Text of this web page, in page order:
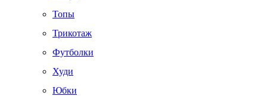
Топы
Трикотаж
Футболки
Худи
Юбки